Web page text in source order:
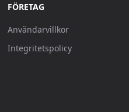
FÖRETAG
Användarvillkor
Integritetspolicy